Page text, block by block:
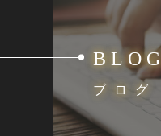
BLOG
ブログ